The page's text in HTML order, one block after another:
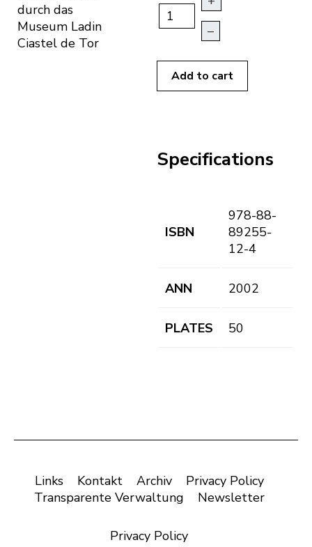
durch das
Museum Ladin
Ciastel de Tor
–
Add to cart
Specifications
ISBN
978-88-
89255-
12-4
ANN 2002
PLATES 50
Links Kontakt Archiv
Privacy Policy
Transparente Verwaltung
Newsletter
Privacy Policy